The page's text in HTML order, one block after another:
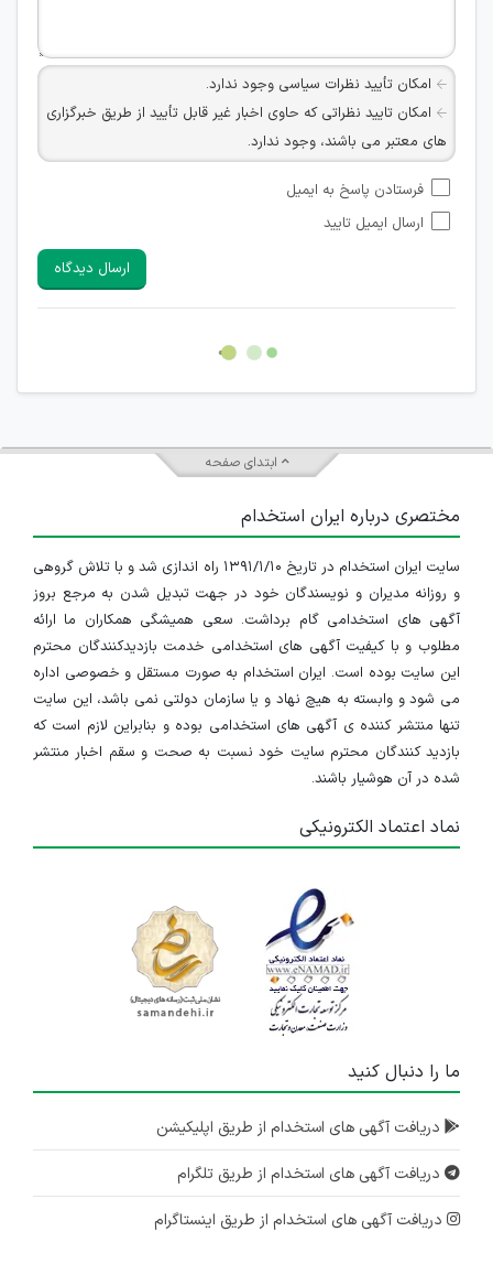
امکان تأیید نظرات سیاسی وجود ندارد.
امکان تایید نظراتی که حاوی اخبار غیر قابل تأیید از طریق خبرگزاری
های معتبر می باشند، وجود ندارد.
شبکه های مجازی ارتباطی می باشند وجود ندارد.
امکان تأیید نظرات کاربرانی که به هر طریقی قصد مأیوس کردن
هرگونه تحریک، تحقیر و کنایه به سایر افراد (مسئول و غیر مسئول)
غیر مجاز می باشد.
امکان هماهنگی برای هرگونه ملاقات حضوری چه به صورت دسته
فرستادن پاسخ به ایمیل
ارسال ایمیل تایید
ارسال دیدگاه
ابتدای صفحه
مختصری درباره ایران استخدام
سایت ایران استخدام در تاریخ ۱۳۹۱/۱/۱۰ راه اندازی شد و با تلاش گروهی
و روزانه مدیران و نویسندگان خود در جهت تبدیل شدن به مرجع بروز
آگهی های استخدامی گام برداشت. سعی همیشگی همکاران ما ارائه
مطلوب و با کیفیت آگهی های استخدامی خدمت بازدیدکنندگان محترم
این سایت بوده است. ایران استخدام به صورت مستقل و خصوصی اداره
می شود و وابسته به هیچ نهاد و یا سازمان دولتی نمی باشد، این سایت
تنها منتشر کننده ی آگهی های استخدامی بوده و بنابراین لازم است که
بازدید کنندگان محترم سایت خود نسبت به صحت و سقم اخبار منتشر
شده در آن هوشیار باشند.
نماد اعتماد الکترونیکی
ما را دنبال کنید
دریافت آگهی های استخدام از طریق اپلیکیشن
دریافت آگهی های استخدام از طریق تلگرام
دریافت آگهی های استخدام از طریق اینستاگرام